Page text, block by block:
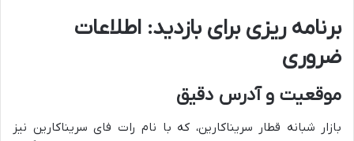
برنامه ریزی برای بازدید: اطلاعات
ضروری
موقعیت و آدرس دقیق
بازار شبانه قطار سریناکارین، که با نام رات فای سریناکارین نیز